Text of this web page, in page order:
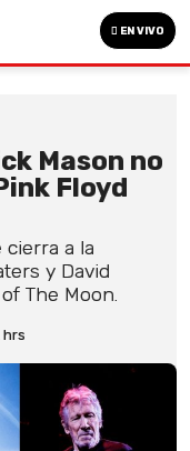
EN VIVO
Mason no
Floyd
cierra a la
y David
The Moon.
hrs